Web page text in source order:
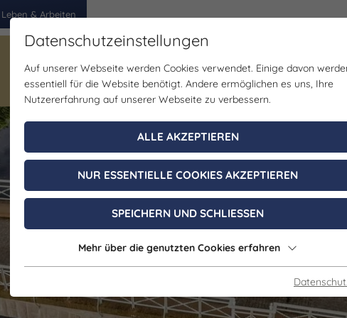
Leben & Arbeiten
Region Erlebnisse Veranstaltungen Planen
Datenschutzeinstellungen
Auf unserer Webseite werden Cookies verwendet. Einige davon
essentiell für die Website benötigt. Andere ermöglichen es uns, Ihre
Nutzererfahrung auf unserer Webseite zu verbessern.
ALLE AKZEPTIEREN
NUR ESSENTIELLE COOKIES AKZEPTIEREN
SPEICHERN UND SCHLIESSEN
Mehr über die genutzten Cookies erfahren